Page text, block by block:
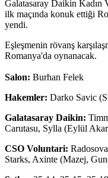
Galatasaray Daikin Kadın
ilk maçında konuk ettiği
yendi.
Eşleşmenin rövanş
Romanya'da oynanacak.
Salon: Burhan Felek
Hakemler: Darko Savic
Galatasaray Daikin:
Carutasu, Sylla (Eylül
CSO Voluntari:
Starks, Axinte (Mazej,